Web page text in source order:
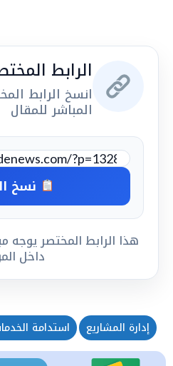
الرابط
انسخ الرابط
المباشر للمقال
نسخ
هذا الرابط المختصر يوجه
داخل
إدارة المشاريع استدامة